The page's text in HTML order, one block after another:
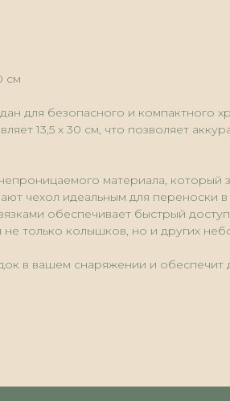
см
для безопасного и компактного
13,5 x 30 см, что позволяет
материала, который
чехол идеальным для переноски
обеспечивает быстрый
только колышков, но и других
в вашем снаряжении и обеспечит